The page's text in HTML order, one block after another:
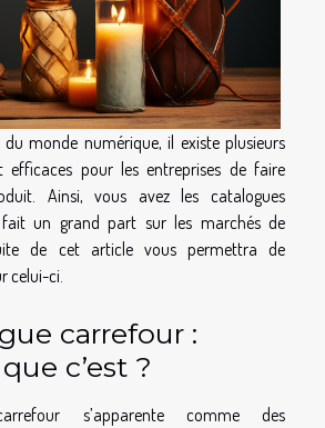
du monde numérique, il existe plusieurs
efficaces pour les entreprises de faire
Ainsi, vous avez les catalogues
un grand part sur les marchés de
de cet article vous permettra de
celui-ci.
carrefour :
c’est ?
s’apparente comme des